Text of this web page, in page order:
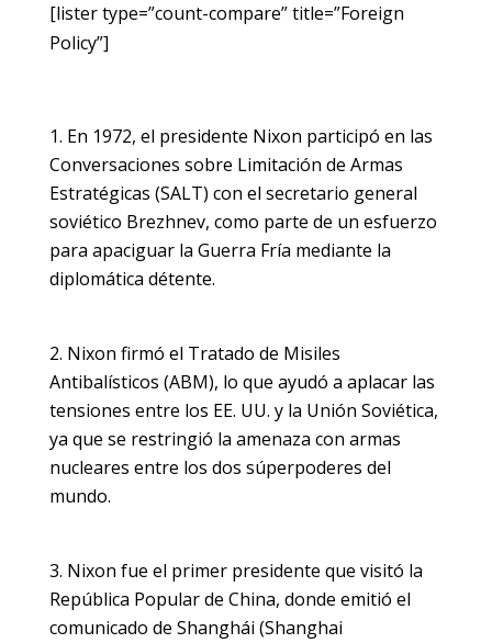
[lister type=”count-compare” title=”Foreign
Policy”]
En 1972, el presidente Nixon participó en las
Conversaciones sobre Limitación de Armas
Estratégicas (SALT) con el secretario general
soviético Brezhnev, como parte de un esfuerzo
para apaciguar la Guerra Fría mediante la
diplomática détente.
Nixon firmó el Tratado de Misiles
Antibalísticos (ABM), lo que ayudó a aplacar las
tensiones entre los EE. UU. y la Unión Soviética,
ya que se restringió la amenaza con armas
nucleares entre los dos súperpoderes del
mundo.
Nixon fue el primer presidente que visitó la
República Popular de China, donde emitió el
comunicado de Shanghái (Shanghai